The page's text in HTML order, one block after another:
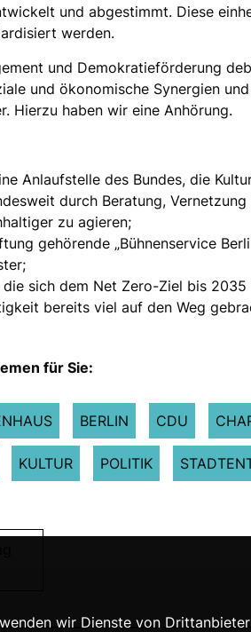
und abgestimmt. Diese
werden.
und Demokratieförderung
und ökonomische Synergien
Hierzu haben wir eine Anhörung.
Anlaufstelle des Bundes, die
durch Beratung, Vernetzung
zu agieren;
gehörende „Bühnenservice
die sich dem Net Zero-Ziel bis
bereits viel auf den Weg
für Sie:
BERLIN CDU
KULTUR POLITIK
wir Dienste von